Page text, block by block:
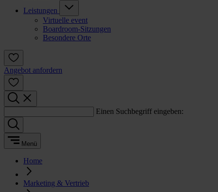
Leistungen
Virtuelle event
Boardroom-Sitzungen
Besondere Orte
Angebot anfordern
Einen Suchbegriff eingeben:
Menü
Home
Marketing & Vertrieb